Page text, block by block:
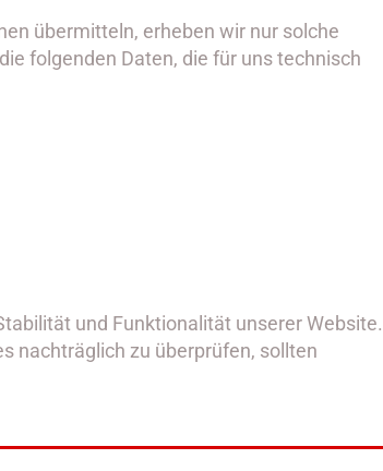
übermitteln, erheben wir nur solche
folgenden Daten, die für uns technisch
und Funktionalität unserer Website.
nachträglich zu überprüfen, sollten